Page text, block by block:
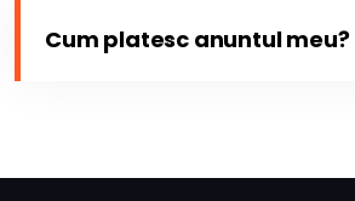
Cum platesc anuntul meu?